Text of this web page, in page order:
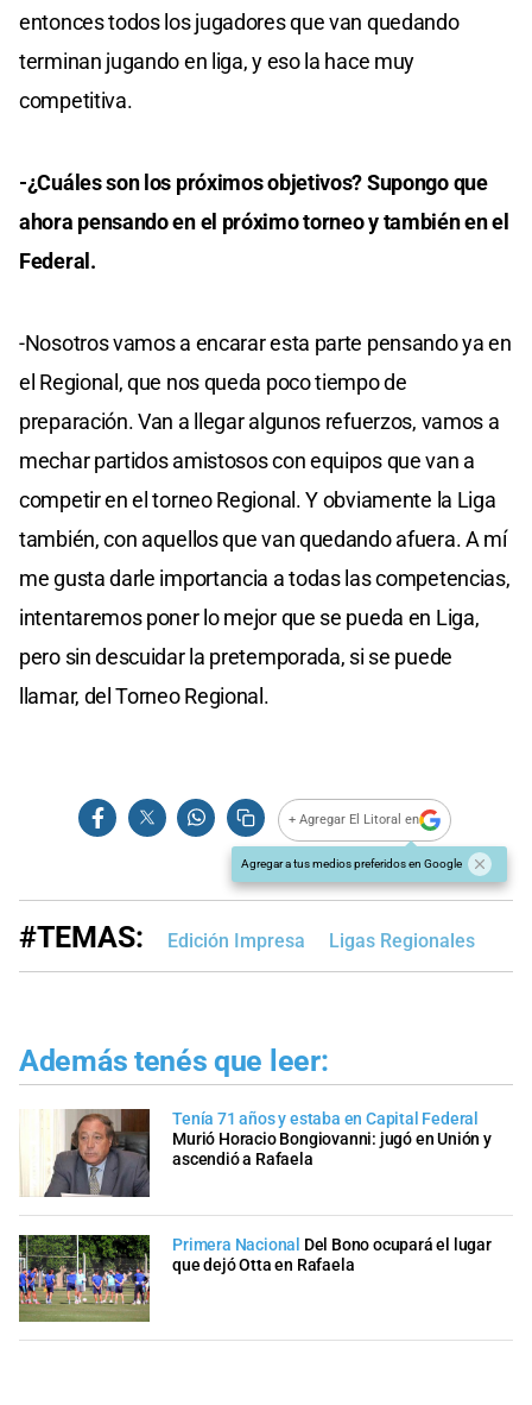
entonces todos los jugadores que van quedando
terminan jugando en liga, y eso la hace muy
competitiva.
-¿Cuáles son los próximos objetivos? Supongo que
ahora pensando en el próximo torneo y también en el
Federal.
-Nosotros vamos a encarar esta parte pensando ya en
el Regional, que nos queda poco tiempo de
preparación. Van a llegar algunos refuerzos, vamos a
mechar partidos amistosos con equipos que van a
competir en el torneo Regional. Y obviamente la Liga
también, con aquellos que van quedando afuera. A mí
me gusta darle importancia a todas las competencias,
intentaremos poner lo mejor que se pueda en Liga,
pero sin descuidar la pretemporada, si se puede
llamar, del Torneo Regional.
+ Agregar El Litoral en
Agregar a tus medios preferidos en Google
#TEMAS: Edición Impresa Ligas Regionales
Además tenés que leer:
Tenía 71 años y estaba en Capital Federal
Murió Horacio Bongiovanni: jugó en Unión y
ascendió a Rafaela
Primera Nacional Del Bono ocupará el lugar
que dejó Otta en Rafaela